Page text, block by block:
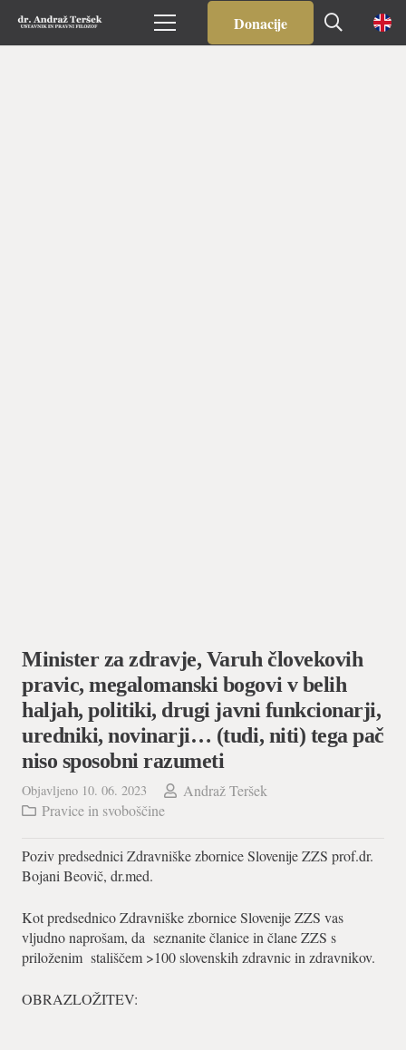
Donacije
Minister za zdravje, Varuh človekovih
pravic, megalomanski bogovi v belih
haljah, politiki, drugi javni funkcionarji,
uredniki, novinarji… (tudi, niti) tega pač
niso sposobni razumeti
Objavljeno 10. 06. 2023
Andraž Teršek
Pravice in svoboščine
Poziv predsednici Zdravniške zbornice Slovenije ZZS prof.dr.
Bojani Beovič, dr.med.
Kot predsednico Zdravniške zbornice Slovenije ZZS vas
vljudno naprošam, da seznanite članice in člane ZZS s
priloženim stališčem >100 slovenskih zdravnic in zdravnikov.
OBRAZLOŽITEV: